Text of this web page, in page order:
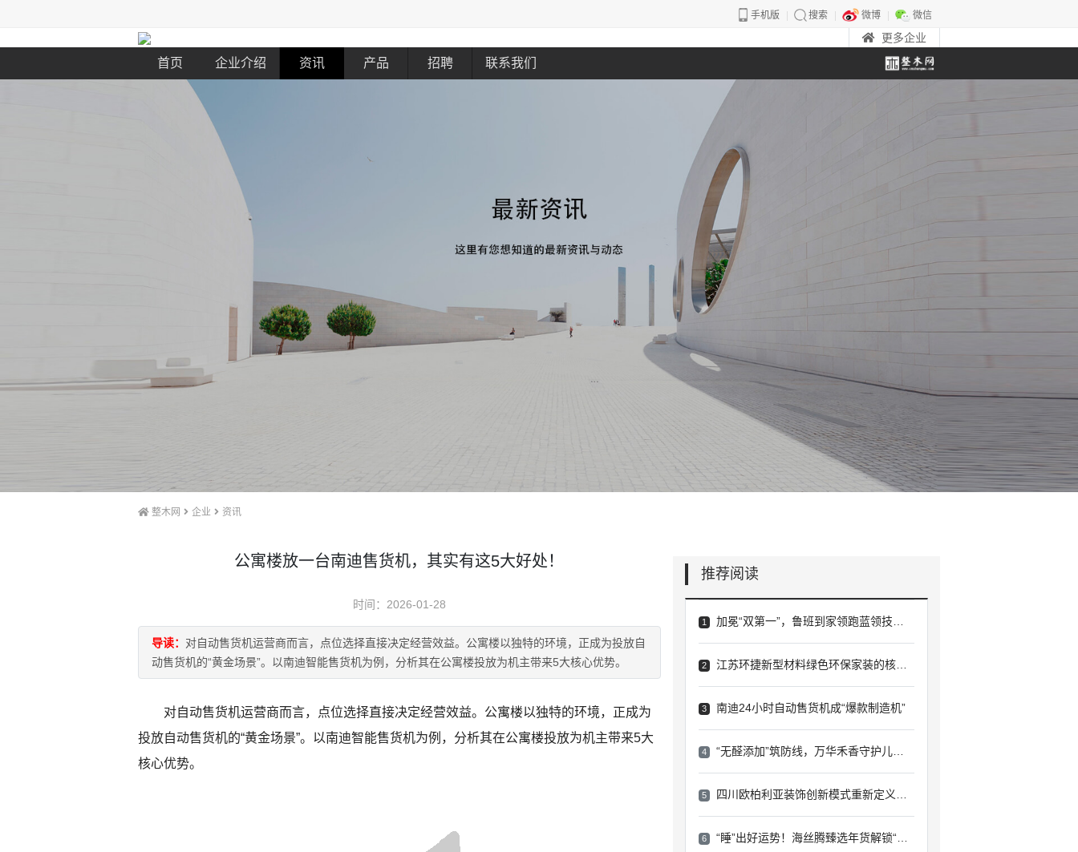
手机版 搜索 微博 微信
更多企业
首页 企业介绍 资讯 产品 招聘 联系我们
整木网 企业 资讯
公寓楼放一台南迪售货机，其实有这5大好处！
时间：2026-01-28
导读： 对自动售货机运营商而言，点位选择直接决定经营效益。公寓楼以独特的环境，正成为投放自
动售货机的“黄金场景”。以南迪智能售货机为例，分析其在公寓楼投放为机主带来5大核心优势。
对自动售货机运营商而言，点位选择直接决定经营效益。公寓楼以独特的环境，正成为
投放自动售货机的“黄金场景”。以南迪智能售货机为例，分析其在公寓楼投放为机主带来5大
核心优势。
推荐阅读
1 加冕“双第一”，鲁班到家领跑蓝领技能服务的十年征途
2 江苏环捷新型材料绿色环保家装的核心竞争力
3 南迪24小时自动售货机成“爆款制造机”
4 “无醛添加”筑防线，万华禾香守护儿童健康
5 四川欧柏利亚装饰创新模式重新定义家居装修体验
6 “睡”出好运势！海丝腾臻选年货解锁“马上好梦”